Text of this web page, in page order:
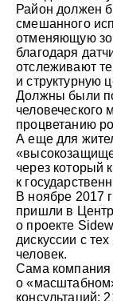
Район должен
смешанного
отменяющую
благодаря
отслеживают
и структурную
Должны были
процветанию
А еще для
через который
к
В ноябре 2017
пришли в Центр
о проекте
дискуссии с
человек.
Сама компания
о
консультаций: